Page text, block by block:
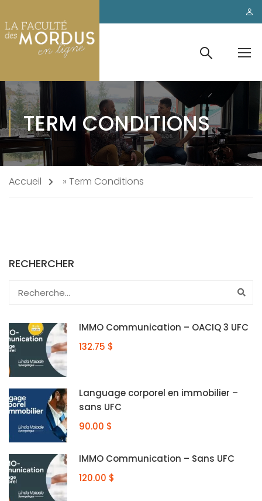
TERM CONDITIONS
Accueil » Term Conditions
RECHERCHER
IMMO Communication – OACIQ 3 UFC
132.75 $
Language corporel en immobilier –
sans UFC
90.00 $
IMMO Communication – Sans UFC
120.00 $